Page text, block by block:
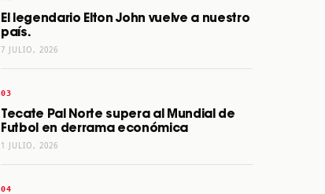
El legendario Elton John vuelve a nuestro
país.
7 JULIO, 2026
Tecate Pal Norte supera al Mundial de
Futbol en derrama económica
1 JULIO, 2026